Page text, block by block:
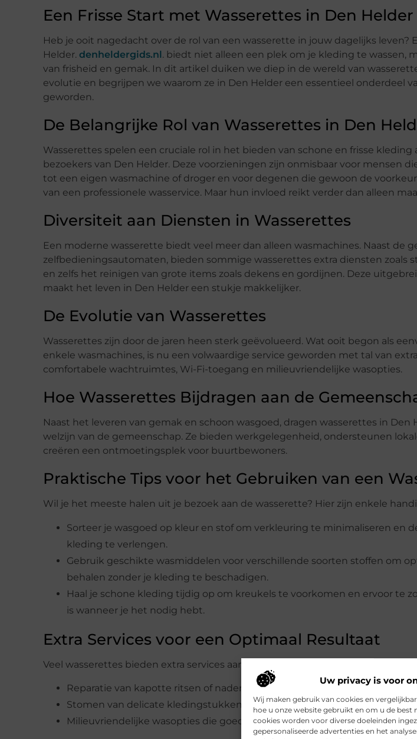
Uw privacy is voor
Wij maken gebruik van cookies en
hoe u onze website gebruikt en om u de best
cookies worden voor diverse doeleinden
gepersonaliseerde advertenties en het
Een Frisse Start met Wasserettes in Den Helder
Heb je ooit nagedacht over de rol van een wasserette in jouw dagelijks leven?
Helder. denheldergids.nl . biedt niet alleen een plek om je kleding te wassen,
van frisheid en gemak. In dit artikel duiken we diep in de wereld van
evolutie en begrijpen we waarom ze in Den Helder een essentieel onderdeel
geworden.
De Belangrijke Rol van Wasserettes in Den
Wasserettes spelen een cruciale rol in het bieden van schone en frisse kleding
bezoekers van Den Helder. Deze voorzieningen zijn onmisbaar voor mensen
tot een eigen wasmachine of droger en voor degenen die gewoon de
van een professionele wasservice. Maar hun invloed reikt verder dan alleen
Diversiteit aan Diensten in Wasserettes
Een moderne wasserette biedt veel meer dan alleen wasmachines. Naast de
zelfbedieningsautomaten, bieden sommige wasserettes extra diensten zoals
en zelfs het reinigen van grote items zoals dekens en gordijnen. Deze
maakt het leven in Den Helder een stukje makkelijker.
De Evolutie van Wasserettes
Wasserettes zijn door de jaren heen sterk geëvolueerd. Wat ooit begon als
enkele wasmachines, is nu een volwaardige service geworden met tal van
comfortabele wachtruimtes, Wi-Fi-toegang en milieuvriendelijke wasopties.
Hoe Wasserettes Bijdragen aan de
Naast het leveren van gemak en schoon wasgoed, dragen wasserettes in Den
welzijn van de gemeenschap. Ze bieden werkgelegenheid, ondersteunen
creëren een ontmoetingsplek voor buurtbewoners.
Praktische Tips voor het Gebruiken van een
Wil je het meeste halen uit je bezoek aan de wasserette? Hier zijn enkele
Sorteer je wasgoed op kleur en stof om verkleuring te minimaliseren en
kleding te verlengen.
Gebruik geschikte wasmiddelen voor verschillende soorten stoffen om
behalen zonder je kleding te beschadigen.
Haal je schone kleding tijdig op om kreukels te voorkomen en ervoor te
is wanneer je het nodig hebt.
Extra Services voor een Optimaal Resultaat
Veel wasserettes bieden extra services aan die je ervaring nog beter maken,
Reparatie van kapotte ritsen of naden.
Stomen van delicate kledingstukken.
Milieuvriendelijke wasopties die goed zijn voor zowel je kleding als het